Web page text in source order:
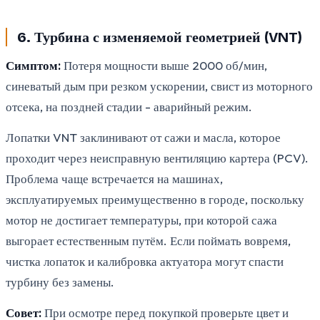
6. Турбина с изменяемой геометрией (VNT)
Симптом:Потеря мощности выше 2000 об/мин,
синеватый дым при резком ускорении, свист из моторного
отсека, на поздней стадии - аварийный режим.
Лопатки VNT заклинивают от сажи и масла, которое
проходит через неисправную вентиляцию картера (PCV).
Проблема чаще встречается на машинах,
эксплуатируемых преимущественно в городе, поскольку
мотор не достигает температуры, при которой сажа
выгорает естественным путём. Если поймать вовремя,
чистка лопаток и калибровка актуатора могут спасти
турбину без замены.
Совет:При осмотре перед покупкой проверьте цвет и